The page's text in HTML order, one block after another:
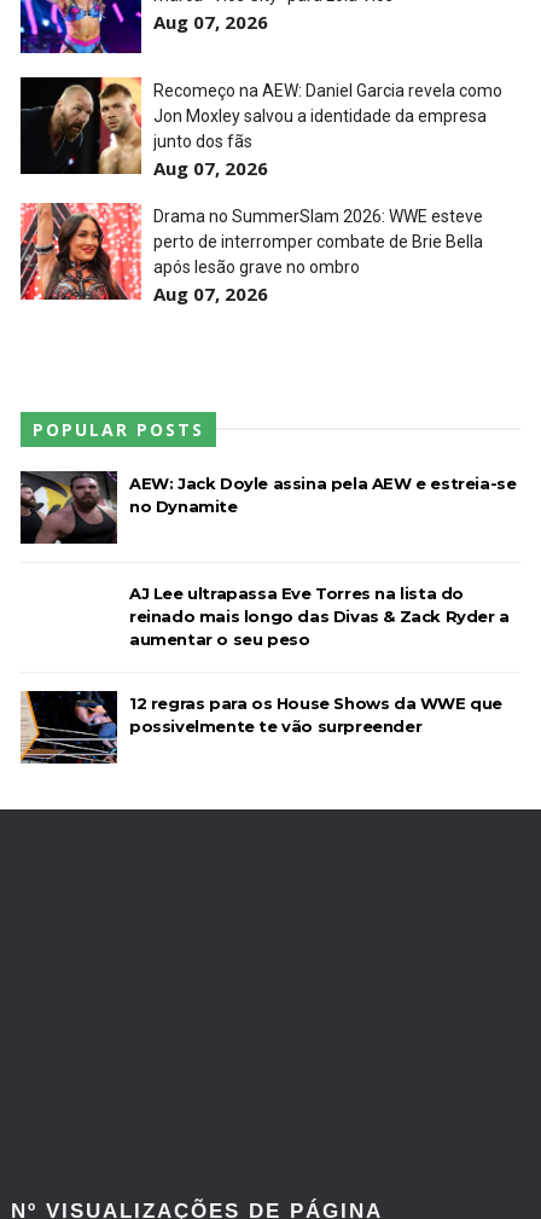
Aug 07, 2026
Recomeço na AEW: Daniel Garcia revela como
Jon Moxley salvou a identidade da empresa
junto dos fãs
Aug 07, 2026
Drama no SummerSlam 2026: WWE esteve
perto de interromper combate de Brie Bella
após lesão grave no ombro
Aug 07, 2026
POPULAR POSTS
AEW: Jack Doyle assina pela AEW e estreia-se
no Dynamite
AJ Lee ultrapassa Eve Torres na lista do
reinado mais longo das Divas & Zack Ryder a
aumentar o seu peso
12 regras para os House Shows da WWE que
possivelmente te vão surpreender
Nº VISUALIZAÇÕES DE PÁGINA